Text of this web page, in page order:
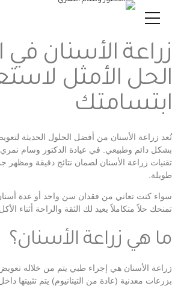
زراعة الأسنان في
الحل الأمثل
ابتسامتك
تُعد زراعة الأسنان من أفضل الحلول الحديثة
بشكل دائم وطبيعي. في عيادة الدكتور وسام
تقنيات زراعة الأسنان لضمان نتائج دقيقة ومظهر
طويلة.
سواء كنت تعاني من فقدان سن واحد أو عدة
تمنحك حلاً متكاملاً يعيد لك الثقة والراحة أثناء
ما هي زراعة الأسنان؟
زراعة الأسنان هي إجراء طبي يتم من خلاله
بزرعات معدنية (عادة من التيتانيوم) يتم تثبيتها